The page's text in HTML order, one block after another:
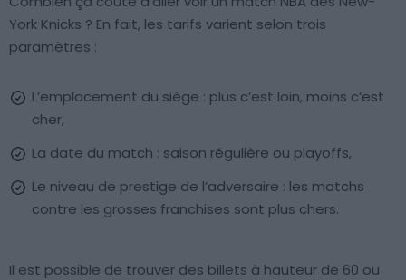
York Knicks ? En fait, les tarifs varient selon trois
paramètres :
L’emplacement du siège : plus c’est loin, moins c’est
cher,
La date du match : saison régulière ou playoffs,
Le niveau de prestige de l’adversaire : les matchs
contre les grosses franchises sont plus chers.
Il est possible de trouver des billets à hauteur de 60 ou